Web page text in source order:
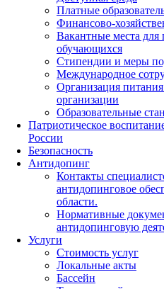
Платные
Финансово-
Вакантные места для
обучающихся
Стипендии и меры
Международное
Организация
организации
Образовательные
Патриотическое
России
Безопасность
Антидопинг
Контакты
антидопинговое
области.
Нормативные
антидопинговую
Услуги
Стоимость услуг
Локальные акты
Бассейн